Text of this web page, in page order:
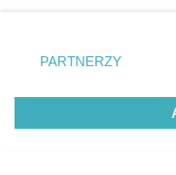
zmienić/wycofać
znajdujący się w lewym
rodzaje przetwarzania
użytkownika, ale masz
przetwarzaniu.
PARTNERZY